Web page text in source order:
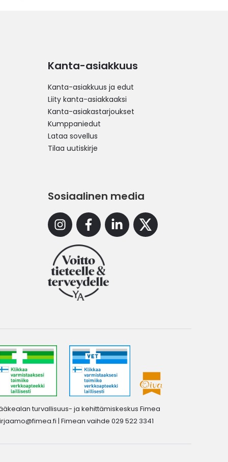
Kanta-asiakkuus
Kanta-asiakkuus ja edut
Liity kanta-asiakkaaksi
Kanta-asiakastarjoukset
Kumppaniedut
Lataa sovellus
Tilaa uutiskirje
Sosiaalinen media
InstagramFacebookLinkedinX
turvallisuus- ja kehittämiskeskus Fimea
| Fimean vaihde 029 522 3341